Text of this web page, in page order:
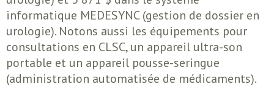
informatique MEDESYNC (gestion de dossier en
urologie). Notons aussi les équipements pour
consultations en CLSC, un appareil ultra-son
portable et un appareil pousse-seringue
(administration automatisée de médicaments).